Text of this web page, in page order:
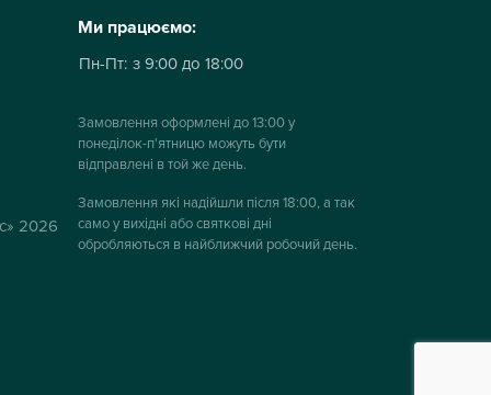
2026
Ми працюємо:
Пн-Пт: з 9:00 до 18:00
Замовлення оформлені до 13:00 у
понеділок-п'ятницю можуть бути
відправлені в той же день.
Замовлення які надійшли після 18:00, а так
само у вихідні або святкові дні
обробляються в найближчий робочий день.